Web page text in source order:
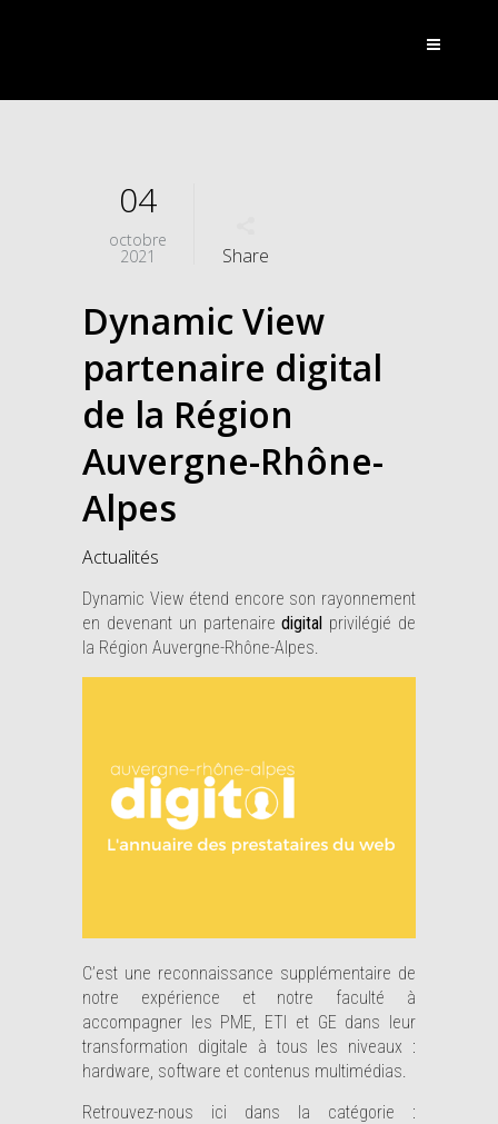
04
octobre
2021 Share
Dynamic View
partenaire digital
de la Région
Auvergne-Rhône-
Alpes
Actualités
Dynamic View étend encore son rayonnement
en devenant un partenairedigital privilégié de
la Région Auvergne-Rhône-Alpes.
C’est une reconnaissance supplémentaire de
notre expérience et notre faculté à
accompagner les PME, ETI et GE dans leur
transformation digitale à tous les niveaux :
hardware, software et contenus multimédias.
Retrouvez-nous ici dans la catégorie :